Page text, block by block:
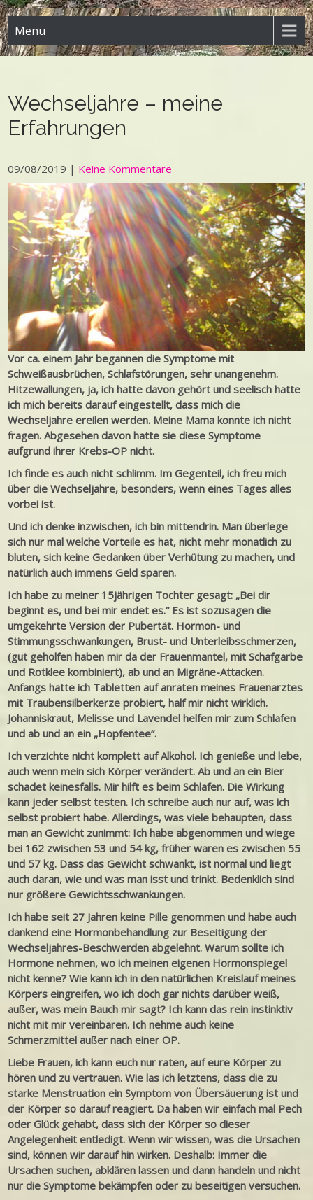
Menu
Wechseljahre – meine
Erfahrungen
09/08/2019 | Keine Kommentare
Vor ca. einem Jahr begannen die Symptome mit
Schweißausbrüchen, Schlafstörungen, sehr unangenehm.
Hitzewallungen, ja, ich hatte davon gehört und seelisch hatte
ich mich bereits darauf eingestellt, dass mich die
Wechseljahre ereilen werden. Meine Mama konnte ich nicht
fragen. Abgesehen davon hatte sie diese Symptome
aufgrund ihrer Krebs-OP nicht.
Ich finde es auch nicht schlimm. Im Gegenteil, ich freu mich
über die Wechseljahre, besonders, wenn eines Tages alles
vorbei ist.
Und ich denke inzwischen, ich bin mittendrin. Man überlege
sich nur mal welche Vorteile es hat, nicht mehr monatlich zu
bluten, sich keine Gedanken über Verhütung zu machen, und
natürlich auch immens Geld sparen.
Ich habe zu meiner 15jährigen Tochter gesagt: „Bei dir
beginnt es, und bei mir endet es.“ Es ist sozusagen die
umgekehrte Version der Pubertät. Hormon- und
Stimmungsschwankungen, Brust- und Unterleibsschmerzen,
(gut geholfen haben mir da der Frauenmantel, mit Schafgarbe
und Rotklee kombiniert), ab und an Migräne-Attacken.
Anfangs hatte ich Tabletten auf anraten meines Frauenarztes
mit Traubensilberkerze probiert, half mir nicht wirklich.
Johanniskraut, Melisse und Lavendel helfen mir zum Schlafen
und ab und an ein „Hopfentee“.
Ich verzichte nicht komplett auf Alkohol. Ich genieße und lebe,
auch wenn mein sich Körper verändert. Ab und an ein Bier
schadet keinesfalls. Mir hilft es beim Schlafen. Die Wirkung
kann jeder selbst testen. Ich schreibe auch nur auf, was ich
selbst probiert habe. Allerdings, was viele behaupten, dass
man an Gewicht zunimmt: Ich habe abgenommen und wiege
bei 162 zwischen 53 und 54 kg, früher waren es zwischen 55
und 57 kg. Dass das Gewicht schwankt, ist normal und liegt
auch daran, wie und was man isst und trinkt. Bedenklich sind
nur größere Gewichtsschwankungen.
Ich habe seit 27 Jahren keine Pille genommen und habe auch
dankend eine Hormonbehandlung zur Beseitigung der
Wechseljahres-Beschwerden abgelehnt. Warum sollte ich
Hormone nehmen, wo ich meinen eigenen Hormonspiegel
nicht kenne? Wie kann ich in den natürlichen Kreislauf meines
Körpers eingreifen, wo ich doch gar nichts darüber weiß,
außer, was mein Bauch mir sagt? Ich kann das rein instinktiv
nicht mit mir vereinbaren. Ich nehme auch keine
Schmerzmittel außer nach einer OP.
Liebe Frauen, ich kann euch nur raten, auf eure Körper zu
hören und zu vertrauen. Wie las ich letztens, dass die zu
starke Menstruation ein Symptom von Übersäuerung ist und
der Körper so darauf reagiert. Da haben wir einfach mal Pech
oder Glück gehabt, dass sich der Körper so dieser
Angelegenheit entledigt. Wenn wir wissen, was die Ursachen
sind, können wir darauf hin wirken. Deshalb: Immer die
Ursachen suchen, abklären lassen und dann handeln und nicht
nur die Symptome bekämpfen oder zu beseitigen versuchen.